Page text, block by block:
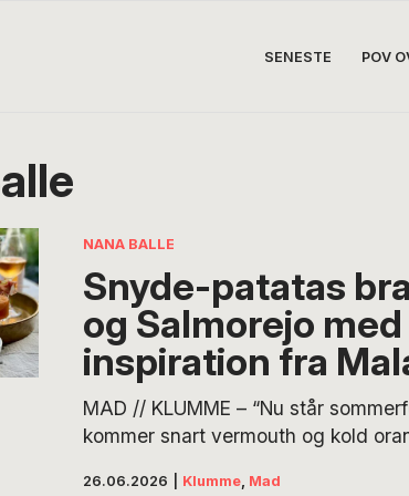
SENESTE POV
NANA BALLE
Snyde-patatas
og Salmorejo
inspiration fra
MAD // KLUMME – “Nu står
kommer snart vermouth og kold
26.06.2026 Klumme, Mad